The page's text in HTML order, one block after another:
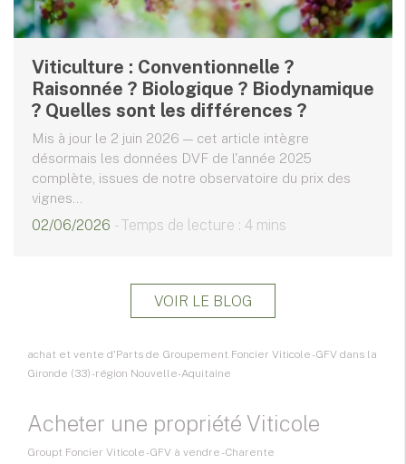
Viticulture : Conventionnelle ?
Raisonnée ? Biologique ? Biodynamique
? Quelles sont les différences ?
Mis à jour le 2 juin 2026 — cet article intègre
désormais les données DVF de l'année 2025
complète, issues de notre observatoire du prix des
vignes...
02/06/2026 - Temps de lecture : 4 mins
VOIR LE BLOG
achat et vente d'Parts de Groupement Foncier Viticole - GFV dans la
Gironde (33) - région Nouvelle-Aquitaine
Acheter une propriété Viticole
Groupt Foncier Viticole - GFV à vendre - Charente